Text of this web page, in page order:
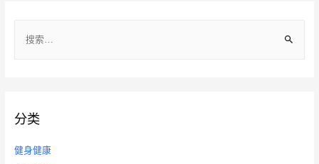
航
分类
健身健康